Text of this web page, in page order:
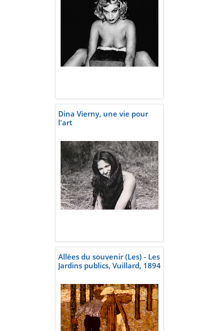
Dina Vierny, une vie pour
l'art
Allées du souvenir (Les) - Les
Jardins publics, Vuillard, 1894